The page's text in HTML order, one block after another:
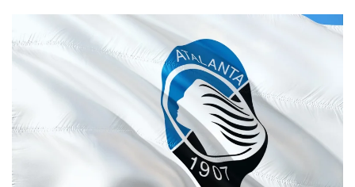
un
bilancio
del
calciomercato:
nella
sessione
dell’estate
2025